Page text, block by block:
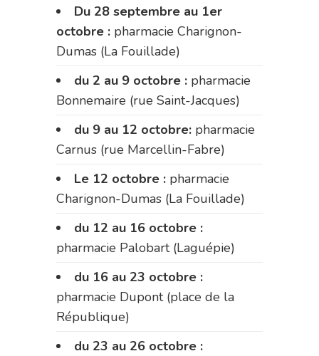
Du 28 septembre au 1er
octobre : pharmacie Charignon-
Dumas (La Fouillade)
du 2 au 9 octobre : pharmacie
Bonnemaire (rue Saint-Jacques)
du 9 au 12 octobre: pharmacie
Carnus (rue Marcellin-Fabre)
Le 12 octobre : pharmacie
Charignon-Dumas (La Fouillade)
du 12 au 16 octobre :
pharmacie Palobart (Laguépie)
du 16 au 23 octobre :
pharmacie Dupont (place de la
République)
du 23 au 26 octobre :